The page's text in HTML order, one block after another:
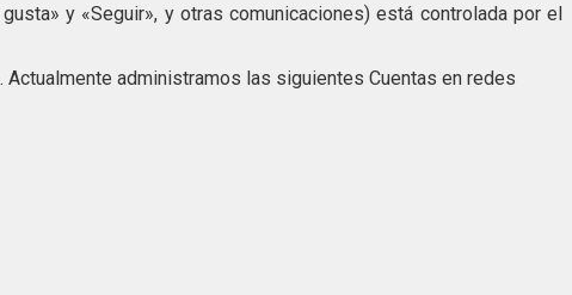
y «Seguir», y otras comunicaciones) está controlada por el
administramos las siguientes Cuentas en redes